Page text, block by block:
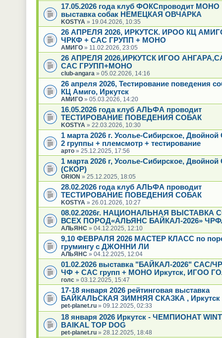
17.05.2026 года клуб ФОКСпроводит МОНО
выставка собак НЕМЕЦКАЯ ОВЧАРКА
KOSTYA » 19.04.2026, 10:35
26 АПРЕЛЯ 2026, ИРКУТСК. ИРОО КЦ
ЧРКФ + САС ГРУПП + МОНО
АМИГО» 11.02.2026, 23:05
26 АПРЕЛЯ 2026,ИРКУТСК ИГОО
САС ГРУПП+МОНО
club-angara » 05.02.2026, 14:16
26 апреля 2026, Тестирование поведения
КЦ Амиго, Иркутск
АМИГО» 05.03.2026, 14:20
16.05.2026 года клуб АЛЬФА проводит
ТЕСТИРОВАНИЕ ПОВЕДЕНИЯ СОБАК
KOSTYA » 22.03.2026, 10:30
1 марта 2026 г. Усолье-Сибирское,
2 группы + племсмотр + тестирование
арто» 25.12.2025, 17:56
1 марта 2026 г, Усолье-Сибирское,
(СКОР)
ORION » 25.12.2025, 18:05
28.02.2026 года клуб АЛЬФА проводит
ТЕСТИРОВАНИЕ ПОВЕДЕНИЯ СОБАК
KOSTYA » 26.01.2026, 10:27
08.02.2026г. НАЦИОНАЛЬНАЯ ВЫСТАВКА
ВСЕХ ПОРОД«АЛЬЯНС БАЙКАЛ-2026»
АЛЬЯНС » 04.12.2025, 12:10
9,10 ФЕВРАЛЯ 2026 МАСТЕР КЛАСС по
грумингу с ДЖОННИ ЛИ
АЛЬЯНС » 04.12.2025, 12:04
01.02.2026 выставка "БАЙКАЛ-2026" САС/
ЧФ + САС групп + МОНО Иркутск, ИГОО
голс» 03.12.2025, 15:47
17-18 января 2026 рейтинговая выставка
БАЙКАЛЬСКАЯ ЗИМНЯЯ СКАЗКА , Иркутск
pet-planet.ru» 09.12.2025, 02:33
18 января 2026 Иркутск - ЧЕМПИОНАТ
BAIKAL TOP DOG
pet-planet.ru» 28.12.2025, 18:48